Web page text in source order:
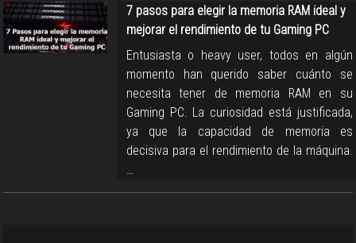
7 pasos para elegir la memoria RAM ideal y
mejorar el rendimiento de tu Gaming PC
Entusiasta o heavy user, todos en algún
momento han querido saber cuánto se
necesita tener de memoria RAM en su
Gaming PC. La curiosidad está justificada,
ya que la capacidad de memoria es
decisiva para el rendimiento de la máquina.